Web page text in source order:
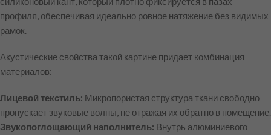
профиля, обеспечивая идеально ровное натяжение без видимых
рамок.
Акустические свойства такой картине придает комбинация
материалов:
Лицевой текстиль: Микропористая структура ткани свободно
пропускает звуковые волны, не отражая их обратно в помещение.
Звукопоглощающий наполнитель: Внутрь алюминиевого